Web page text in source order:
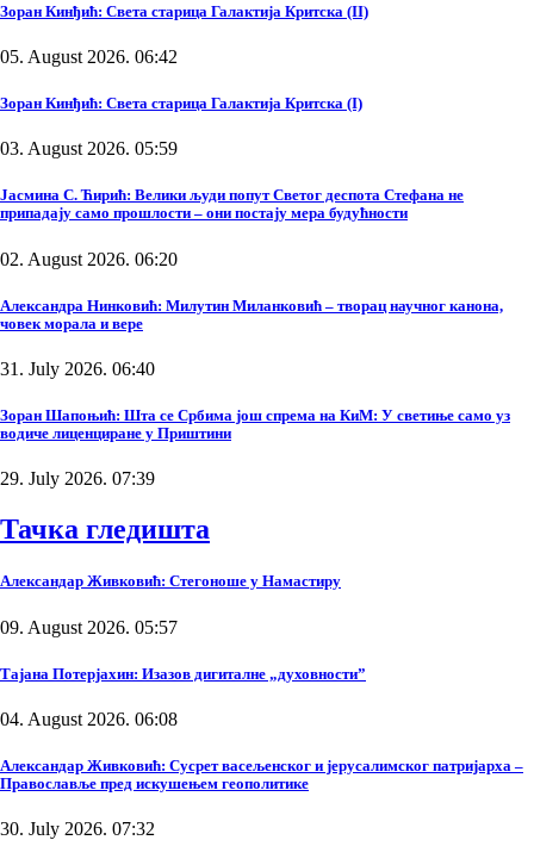
Зоран Кинђић: Света старица Галактија Критска (II)
05. August 2026. 06:42
Зоран Кинђић: Света старица Галактија Критска (I)
03. August 2026. 05:59
Јасмина С. Ћирић: Велики људи попут Светог деспота Стефана не
припадају само прошлости – они постају мера будућности
02. August 2026. 06:20
Александра Нинковић: Милутин Миланковић – творац научног канона,
човек морала и вере
31. July 2026. 06:40
Зоран Шапоњић: Шта се Србима још спрема на КиМ: У светиње само уз
водиче лиценциране у Приштини
29. July 2026. 07:39
Тачка гледишта
Александар Живковић: Стегоноше у Намастиру
09. August 2026. 05:57
Тајана Потерјахин: Изазов дигиталне „духовности”
04. August 2026. 06:08
Александар Живковић: Сусрет васељенског и јерусалимског патријарха –
Православље пред искушењем геополитике
30. July 2026. 07:32